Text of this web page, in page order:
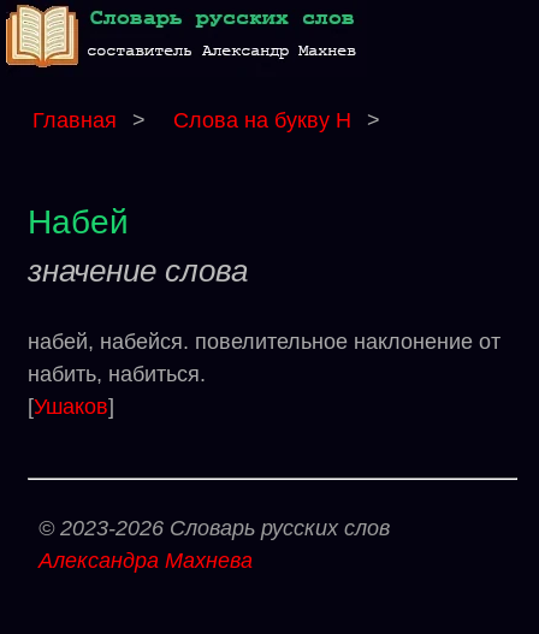
Главная > Слова на букву Н >
Набей
значение слова
набей, набейся. повелительное наклонение от
набить, набиться.
[Ушаков]
© 2023-2026 Словарь русских слов
Александра Махнева